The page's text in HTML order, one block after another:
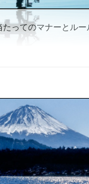
ってのマナーとル